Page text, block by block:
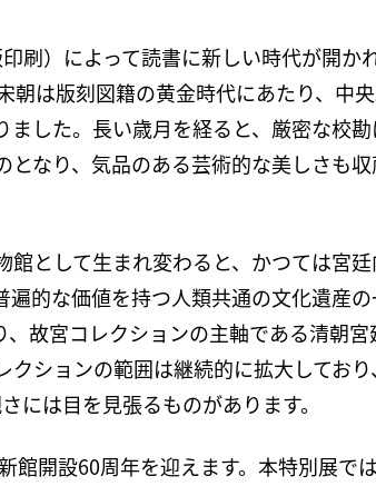
刷）によって読書に新しい時代が開か
は版刻図籍の黄金時代にあたり、中
した。長い歳月を経ると、厳密な校
なり、気品のある芸術的な美しさも
として生まれ変わると、かつては宮
的な価値を持つ人類共通の文化遺産
故宮コレクションの主軸である清朝
ションの範囲は継続的に拡大してお
には目を見張るものがあります。
開設60周年を迎えます。本特別展で